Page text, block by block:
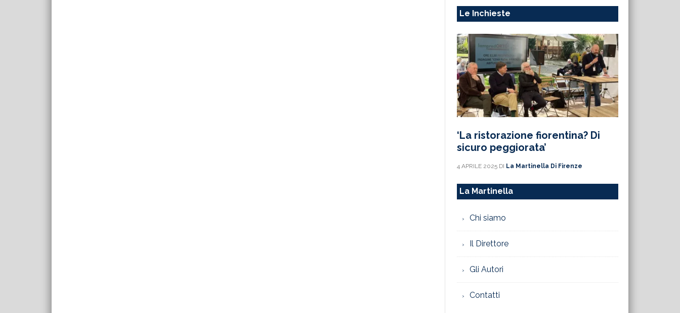
Le Inchieste
‘La ristorazione fiorentina? Di
sicuro peggiorata’
4 APRILE 2025 DI La Martinella Di Firenze
La Martinella
Chi siamo
Il Direttore
Gli Autori
Contatti